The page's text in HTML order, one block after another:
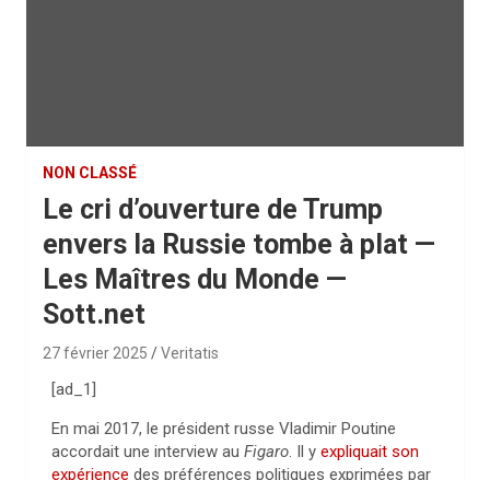
NON CLASSÉ
Le cri d’ouverture de Trump
envers la Russie tombe à plat —
Les Maîtres du Monde —
Sott.net
27 février 2025 Veritatis
[ad_1]
En mai 2017, le président russe Vladimir Poutine
accordait une interview au Figaro. Il y expliquait son
expérience des préférences politiques exprimées par